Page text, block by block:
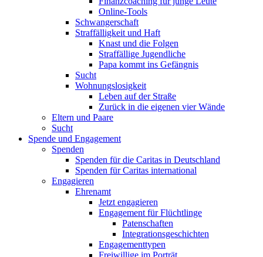
Online-Tools
Schwangerschaft
Straffälligkeit und Haft
Knast und die Folgen
Straffällige Jugendliche
Papa kommt ins Gefängnis
Sucht
Wohnungslosigkeit
Leben auf der Straße
Zurück in die eigenen vier Wände
Eltern und Paare
Sucht
Spende und Engagement
Spenden
Spenden für die Caritas in Deutschland
Spenden für Caritas international
Engagieren
Ehrenamt
Jetzt engagieren
Engagement für Flüchtlinge
Patenschaften
Integrationsgeschichten
Engagementtypen